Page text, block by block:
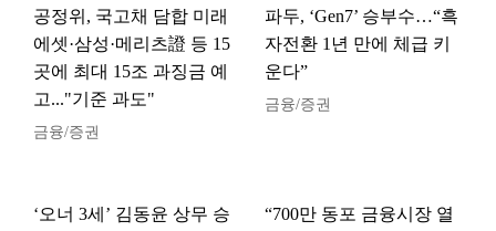
공정위, 국고채 담합 미래
에셋·삼성·메리츠證 등 15
곳에 최대 15조 과징금 예
고..."기준 과도"
금융/증권
파두, ‘Gen7’ 승부수…“흑
자전환 1년 만에 체급 키
운다”
금융/증권
‘오너 3세’ 김동윤 상무 승
“700만 동포 금융시장 열